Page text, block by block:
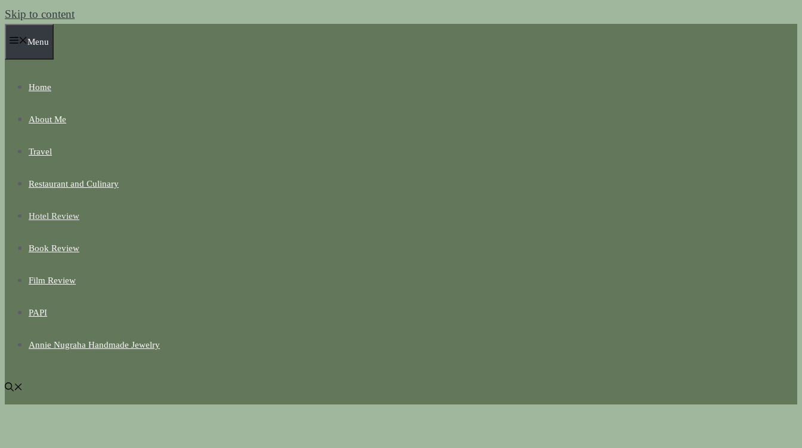
Skip to content
Menu
Home
About Me
Travel
Restaurant and Culinary
Hotel Review
Book Review
Film Review
PAPI
Annie Nugraha Handmade Jewelry